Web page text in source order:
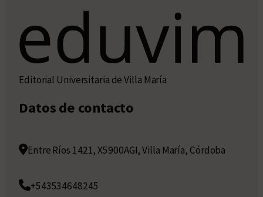
Editorial Universitaria de Villa María
Datos de contacto
Entre Ríos 1421, X5900AGI, Villa María, Córdoba
+543534648245